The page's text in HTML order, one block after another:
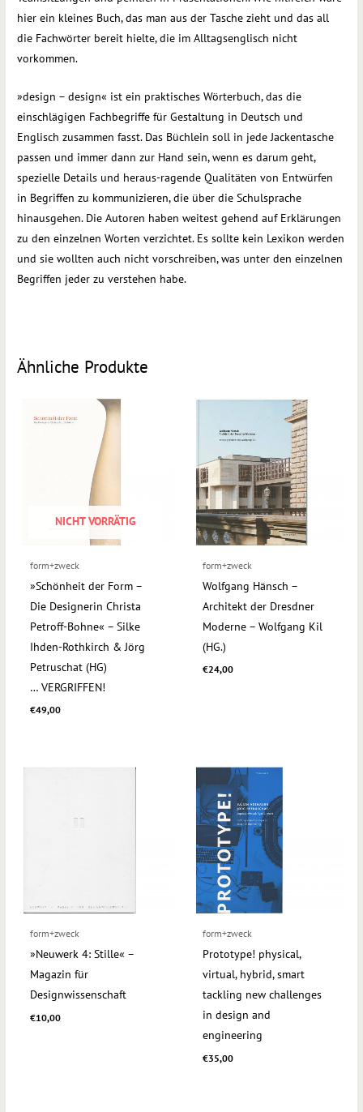
hier ein kleines Buch, das man aus der Tasche zieht und das all
die Fachwörter bereit hielte, die im Alltagsenglisch nicht
vorkommen.
»design − design« ist ein praktisches Wörterbuch, das die
einschlägigen Fachbegriffe für Gestaltung in Deutsch und
Englisch zusammen fasst. Das Büchlein soll in jede Jackentasche
passen und immer dann zur Hand sein, wenn es darum geht,
spezielle Details und heraus-ragende Qualitäten von Entwürfen
in Begriffen zu kommunizieren, die über die Schulsprache
hinausgehen. Die Autoren haben weitest gehend auf Erklärungen
zu den einzelnen Worten verzichtet. Es sollte kein Lexikon werden
und sie wollten auch nicht vorschreiben, was unter den einzelnen
Begriffen jeder zu verstehen habe.
Ähnliche Produkte
NICHT VORRÄTIG
form+zweck
»Schönheit der Form –
Die Designerin Christa
Petroff-Bohne« – Silke
Ihden-Rothkirch & Jörg
Petruschat (HG)
… VERGRIFFEN!
€49,00
form+zweck
Wolfgang Hänsch −
Architekt der Dresdner
Moderne – Wolfgang Kil
(HG.)
€24,00
form+zweck
»Neuwerk 4: Stille« –
Magazin für
Designwissenschaft
€10,00
form+zweck
Prototype! physical,
virtual, hybrid, smart
tackling new challenges
in design and
engineering
€35,00